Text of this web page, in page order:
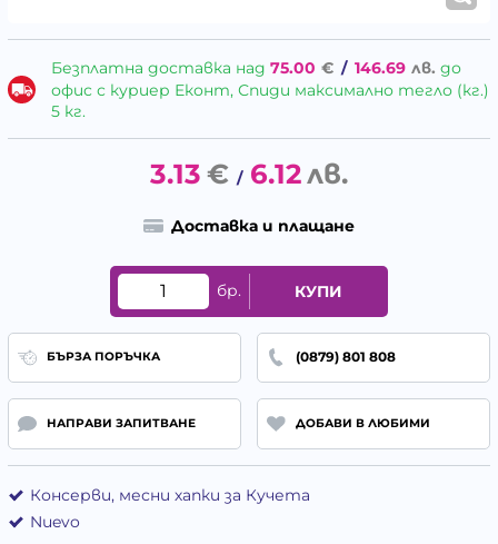
Безплатна доставка над 75.00 € / 146.69 лв. до
офис с куриер Еконт, Спиди максимално тегло (кг.)
5 кг.
3.13 € / 6.12лв.
Доставка и плащане
бр. КУПИ
БЪРЗА ПОРЪЧКА (0879) 801 808
НАПРАВИ ЗАПИТВАНЕ ДОБАВИ В ЛЮБИМИ
Консерви, месни хапки за Кучета
Nuevo